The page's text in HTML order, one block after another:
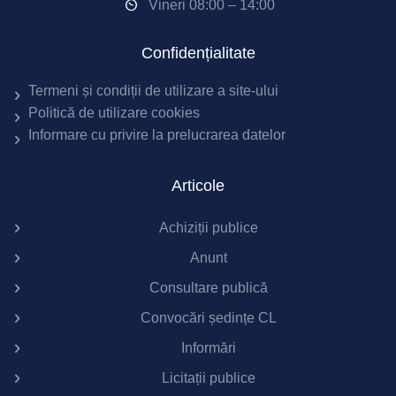
Vineri 08:00 – 14:00
Confidențialitate
Termeni și condiții de utilizare a site-ului
Politică de utilizare cookies
Informare cu privire la prelucrarea datelor
Articole
Achiziții publice
Anunt
Consultare publică
Convocări ședințe CL
Informări
Licitații publice